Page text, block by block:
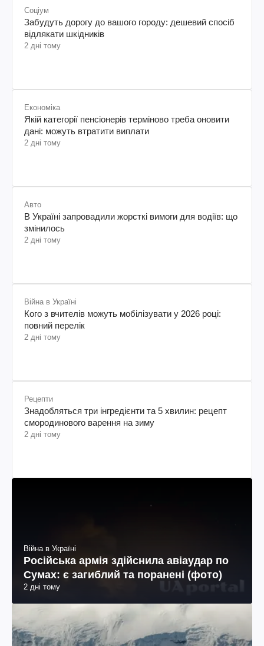
Соціум
Забудуть дорогу до вашого городу: дешевий спосіб
відлякати шкідників
2 дні тому
Економіка
Якій категорії пенсіонерів терміново треба оновити
дані: можуть втратити виплати
2 дні тому
Авто
В Україні запровадили жорсткі вимоги для водіїв: що
змінилось
2 дні тому
Війна в Україні
Кого з вчителів можуть мобілізувати у 2026 році:
повний перелік
2 дні тому
Рецепти
Знадобляться три інгредієнти та 5 хвилин: рецепт
смородинового варення на зиму
2 дні тому
Війна в Україні
Російська армія здійснила авіаудар по
Сумах: є загиблий та поранені (фото)
2 дні тому